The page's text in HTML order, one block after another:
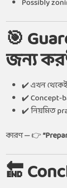
🎯
জন্য
✔️ এখন
✔️ Concept-
✔️ নিয়মিত
কারণ — 👉
🔚